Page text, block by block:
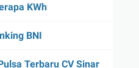
KWh
BNI
Terbaru CV Sinar